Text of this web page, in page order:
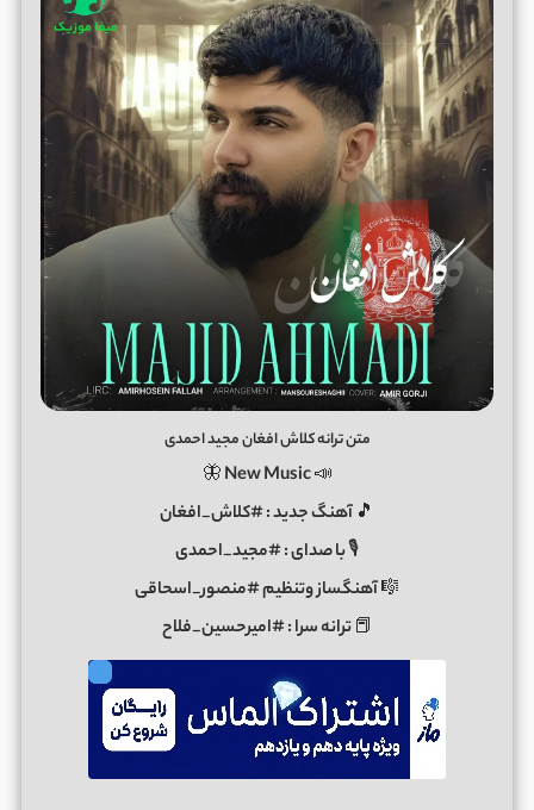
متن ترانه کلاش افغان مجید احمدی
📣 New Music 🦋
🎵 آهنگ جدید : #کلاش_افغان
🎙 با صدای : #مجید_احمدی
🎼 آهنگساز وتنظیم #منصور_اسحاقی
📕 ترانه سرا : #امیرحسین_فلاح